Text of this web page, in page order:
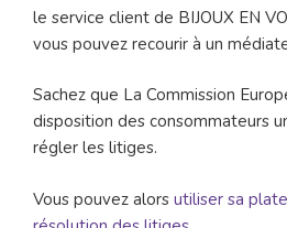
le service client de BIJOUX EN
vous pouvez recourir à un
Sachez que La Commission
disposition des consommateurs
régler les litiges.
Vous pouvez alors utiliser sa